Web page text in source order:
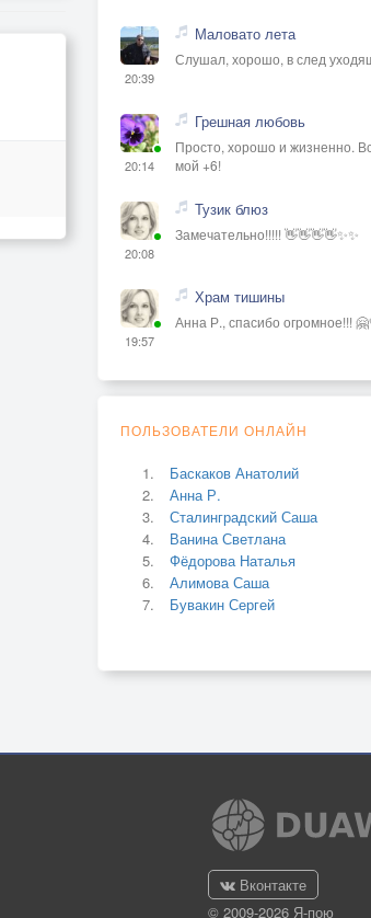
20:39
Маловато лета
Слушал, хорошо, в след
20:14
Грешная любовь
Просто, хорошо и жизненно.
мой +6!
20:08
Тузик блюз
Замечательно!!!!! 👋👋👋👋✨✨
19:57
Храм тишины
Анна Р., спасибо огромное!!!
ПОЛЬЗОВАТЕЛИ ОНЛАЙН
Баскаков Анатолий
Анна Р.
Сталинградский Саша
Ванина Светлана
Фёдорова Наталья
Алимова Саша
Бувакин Сергей
Вконтакте
© 2009-2026 Я-пою